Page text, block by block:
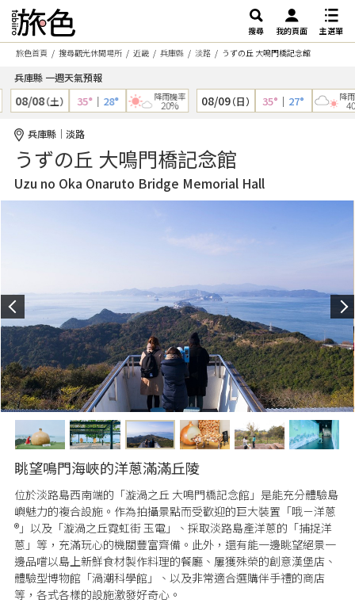
搜尋 我的頁面
主選單
旅色首頁
搜尋觀光休閒場所 近畿 兵庫縣 淡路 うずの丘 大鳴門橋記念館
兵庫縣 一週天氣預報
08（土） 35° ｜28° 降雨機率
20% 08/09（日） 35° ｜27° 降雨機率
40%
兵庫縣｜淡路
うずの丘 大鳴門橋記念館
Uzu no Oka Onaruto Bridge Memorial Hall
眺望鳴門海峽的洋蔥滿滿丘陵
位於淡路島西南端的「漩渦之丘 大鳴門橋記念館」是能充分體驗島
嶼魅力的複合設施。作為拍攝景點而受歡迎的巨大裝置「哦－洋蔥
®」以及「漩渦之丘霓虹街 玉電」、採取淡路島產洋蔥的「捕捉洋
蔥」等，充滿玩心的機關豐富齊備。此外，還有能一邊眺望絕景一
邊品嚐以島上新鮮食材製作料理的餐廳、屢獲殊榮的創意漢堡店、
體驗型博物館「渦潮科學館」、以及非常適合選購伴手禮的商店
等，各式各樣的設施激發好奇心。